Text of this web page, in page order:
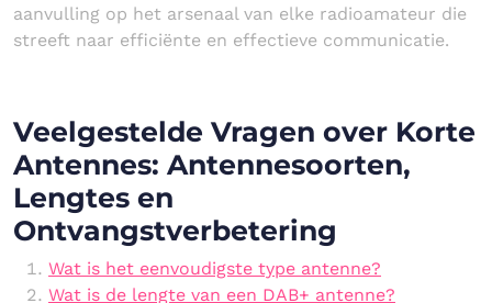
aanvulling op het arsenaal van elke radioamateur die
streeft naar efficiënte en effectieve communicatie.
Veelgestelde Vragen over Korte
Antennes: Antennesoorten,
Lengtes en
Ontvangstverbetering
Wat is het eenvoudigste type antenne?
Wat is de lengte van een DAB+ antenne?